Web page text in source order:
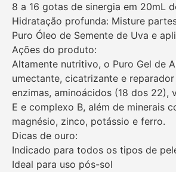
8 a 16 gotas de sinergia em 20mL
Hidratação profunda: Misture
Puro Óleo de Semente de Uva e
Ações do produto:
Altamente nutritivo, o Puro Gel de
umectante, cicatrizante e
enzimas, aminoácidos (18 dos 22),
E e complexo B, além de minerais
magnésio, zinco, potássio e ferro.
Dicas de ouro:
Indicado para todos os tipos de
Ideal para uso pós-sol